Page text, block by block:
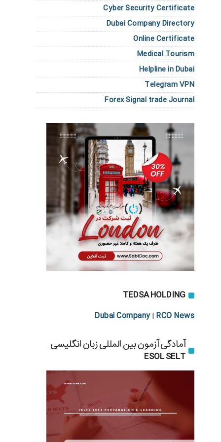
Cyber Security Certificate
Dubai Company Directory
Online Certificate
Medical Tourism
Helpline in Dubai
Telegram VPN
Forex Signal trade Journal
TEDSA HOLDING
Dubai Company| RCO News
آمادگی آزمون بین المللی زبان انگلیسی
ESOL SELT